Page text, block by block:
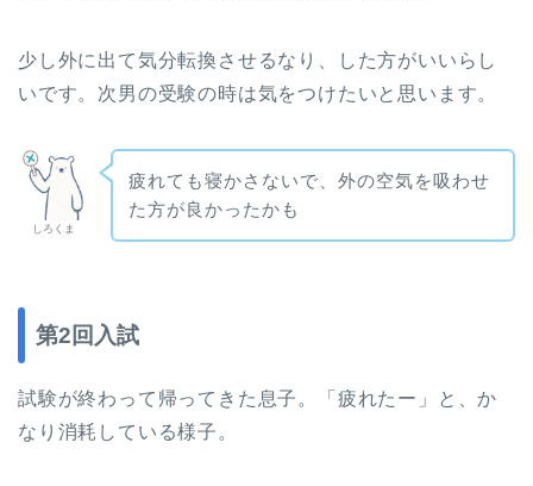
少し外に出て気分転換させるなり、した方がいいらし
いです。次男の受験の時は気をつけたいと思います。
しろくま
疲れても寝かさないで、外の空気を吸わせ
た方が良かったかも
第2回入試
試験が終わって帰ってきた息子。「疲れたー」と、か
なり消耗している様子。